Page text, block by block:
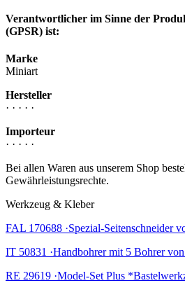
Verantwortlicher im Sinne der
(GPSR) ist:
Marke
Miniart
Hersteller
· · · · ·
Importeur
· · · · ·
Bei allen Waren aus unserem Shop
Gewährleistungsrechte.
Werkzeug & Kleber
FAL 170688 ·Spezial-Seitenschneider
IT 50831 ·Handbohrer mit 5 Bohrer
RE 29619 ·Model-Set Plus